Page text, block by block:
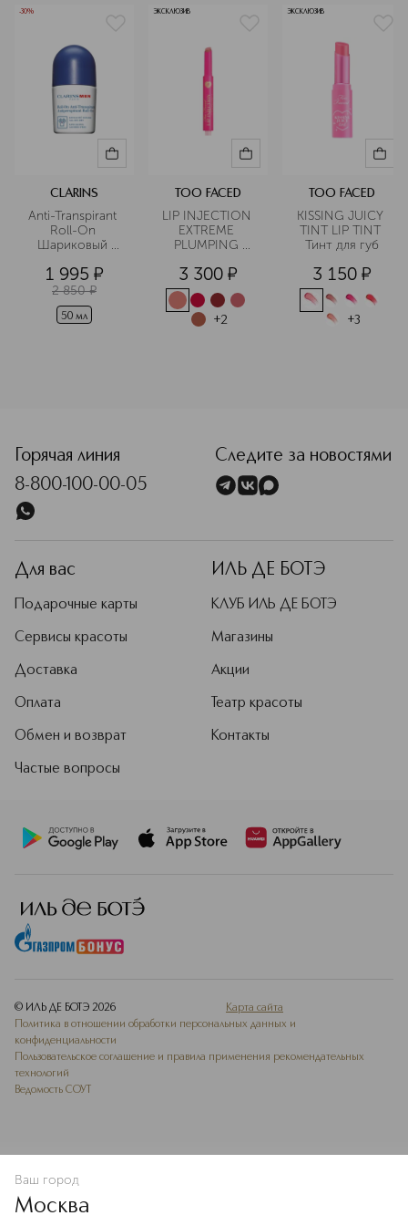
-30%
CLARINS
Anti-Transpirant
Roll-On
Шариковый
антиперспирант
для мужчин
1 995 ¤
2 850 ¤
50 мл
ЭКСКЛЮЗИВ
TOO FACED
LIP INJECTION
EXTREME
PLUMPING
для губ
3 300 ¤
+2
ЭКСКЛЮЗИВ
TOO FACED
KISSING JUICY
TINT LIP TINT
Тинт для губ
3 150 ¤
+3
В КОРЗИНУ
Горячая линия
8-800-100-00-05
Следите за новостями
Для вас
Подарочные карты
Сервисы красоты
Доставка
Оплата
Обмен и возврат
Частые вопросы
ИЛЬ ДЕ БОТЭ
КЛУБ ИЛЬ ДЕ БОТЭ
Магазины
Акции
Театр красоты
Контакты
© ИЛЬ ДЕ БОТЭ 2026
Карта сайта
Политика в отношении обработки персональных данных и
конфиденциальности
Пользовательское соглашение и правила применения рекомендательных
технологий
Ведомость СОУТ
Ваш город
Москва